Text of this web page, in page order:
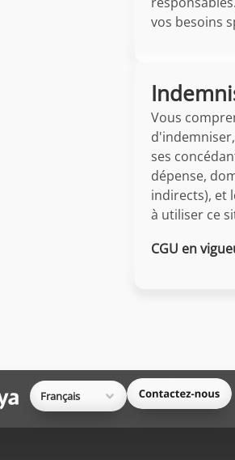
vos besoins
Vous
ses
dépense,
indirects), et
à utiliser ce
CGU en
Français